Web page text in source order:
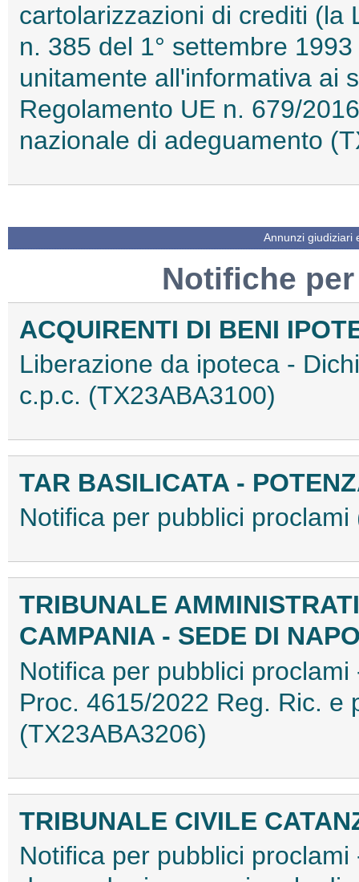
cartolarizzazioni di crediti (la
n. 385 del 1° settembre
unitamente all'informativa ai
Regolamento UE n. 679/
nazionale di adeguamento
Annunzi giudiziari
Notifiche
ACQUIRENTI DI BENI
Liberazione da ipoteca -
c.p.c. (TX23ABA3100)
TAR BASILICATA -
Notifica per pubblici
TRIBUNALE
CAMPANIA - SEDE DI
Notifica per pubblici
Proc. 4615/2022 Reg. Ric. e
(TX23ABA3206)
TRIBUNALE CIVILE
Notifica per pubblici